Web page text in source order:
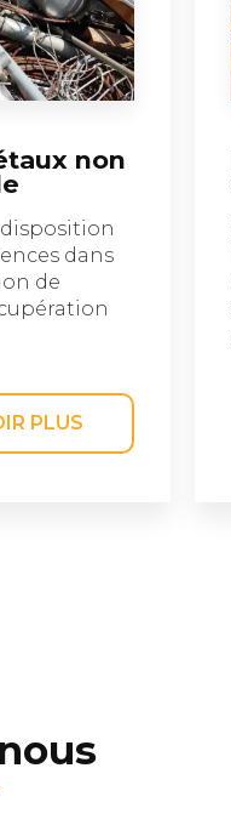
non
disposition
dans
de
PLUS